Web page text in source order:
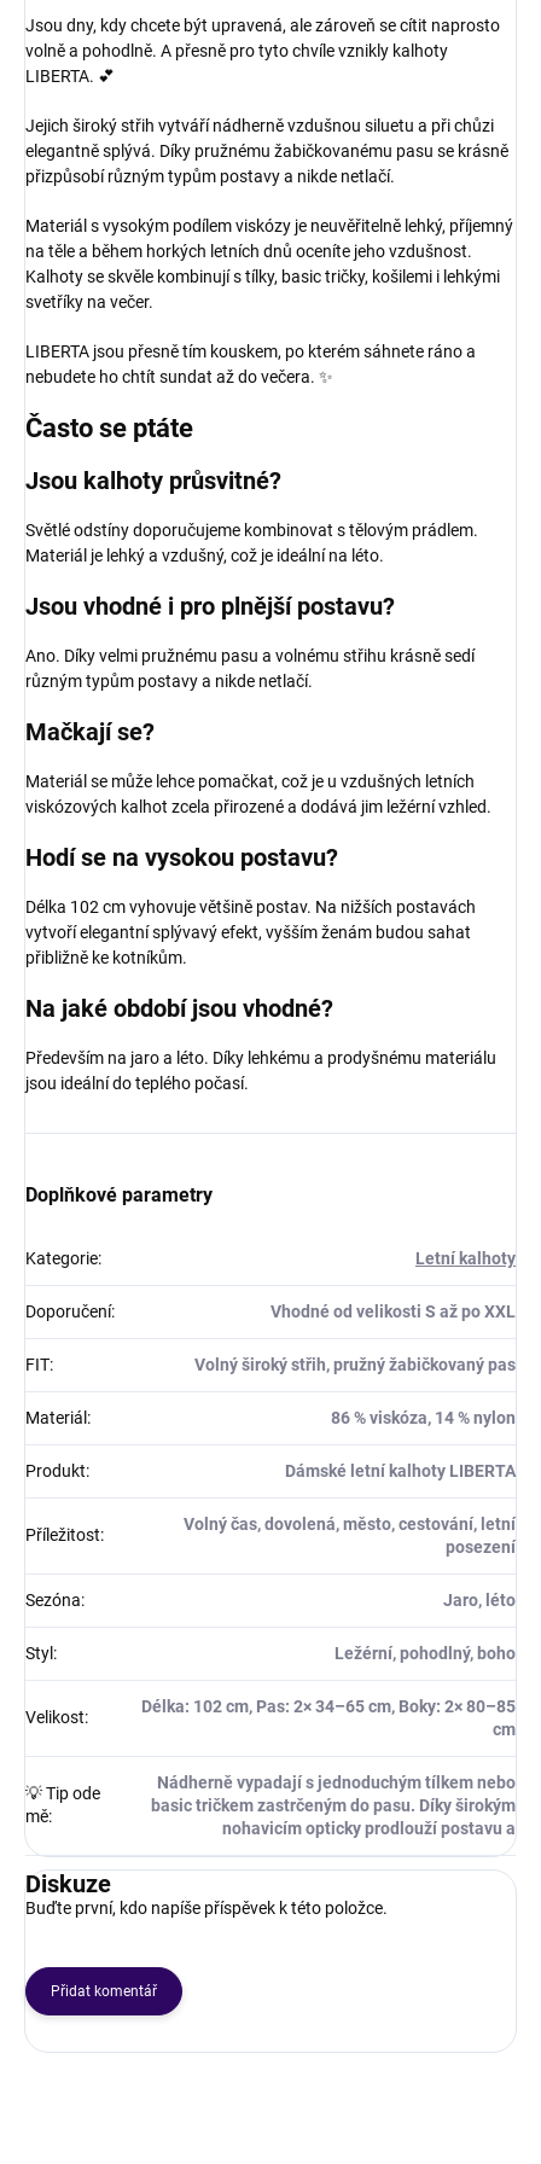
Jsou dny, kdy chcete být upravená, ale zároveň se cítit naprosto
volně a pohodlně. A přesně pro tyto chvíle vznikly kalhoty
LIBERTA. 💕
Jejich široký střih vytváří nádherně vzdušnou siluetu a při chůzi
elegantně splývá. Díky pružnému žabičkovanému pasu se krásně
přizpůsobí různým typům postavy a nikde netlačí.
Materiál s vysokým podílem viskózy je neuvěřitelně lehký, příjemný
na těle a během horkých letních dnů oceníte jeho vzdušnost.
Kalhoty se skvěle kombinují s tílky, basic tričky, košilemi i lehkými
svetříky na večer.
LIBERTA jsou přesně tím kouskem, po kterém sáhnete ráno a
nebudete ho chtít sundat až do večera. ✨
Často se ptáte
Jsou kalhoty průsvitné?
Světlé odstíny doporučujeme kombinovat s tělovým prádlem.
Materiál je lehký a vzdušný, což je ideální na léto.
Jsou vhodné i pro plnější postavu?
Ano. Díky velmi pružnému pasu a volnému střihu krásně sedí
různým typům postavy a nikde netlačí.
Mačkají se?
Materiál se může lehce pomačkat, což je u vzdušných letních
viskózových kalhot zcela přirozené a dodává jim ležérní vzhled.
Hodí se na vysokou postavu?
Délka 102 cm vyhovuje většině postav. Na nižších postavách
vytvoří elegantní splývavý efekt, vyšším ženám budou sahat
přibližně ke kotníkům.
Na jaké období jsou vhodné?
Především na jaro a léto. Díky lehkému a prodyšnému materiálu
jsou ideální do teplého počasí.
Doplňkové parametry
Kategorie: Letní kalhoty
Doporučení: Vhodné od velikosti S až po XXL
FIT: Volný široký střih, pružný žabičkovaný pas
Materiál : 86 % viskóza, 14 % nylon
Produkt: Dámské letní kalhoty LIBERTA
Příležitost:
Volný čas, dovolená, město, cestování, letní
posezení
Sezóna: Jaro, léto
Styl : Ležérní, pohodlný, boho
Velikost:
Délka: 102 cm, Pas: 2× 34–65 cm, Boky: 2× 80–85
cm
💡 Tip ode
mě:
Nádherně vypadají s jednoduchým tílkem nebo
basic tričkem zastrčeným do pasu. Díky širokým
nohavicím opticky prodlouží postavu a
Diskuze
Buďte první, kdo napíše příspěvek k této položce.
Přidat komentář